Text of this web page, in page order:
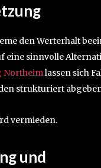
den Werterhalt
eine sinnvolle
Northeimlassen sich
strukturiert
vermieden.
und